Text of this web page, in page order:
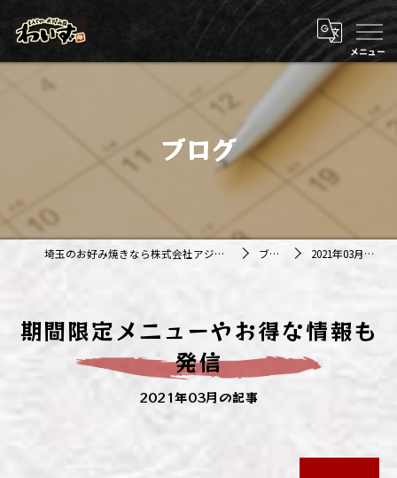
ブログ
埼玉のお好み焼きなら株式会社アジルカンパニー ブログ 2021年03月の記事
期間限定メニューやお得な情報も
発信
2021年03月の記事